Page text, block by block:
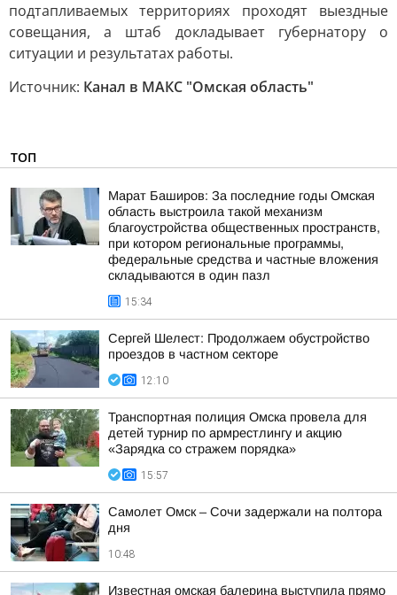
подтапливаемых территориях проходят выездные
совещания, а штаб докладывает губернатору о
ситуации и результатах работы.
Источник: Канал в МАКС "Омская область"
ТОП
Марат Баширов: За последние годы Омская
область выстроила такой механизм
благоустройства общественных пространств,
при котором региональные программы,
федеральные средства и частные вложения
складываются в один пазл
15:34
Сергей Шелест: Продолжаем обустройство
проездов в частном секторе
12:10
Транспортная полиция Омска провела для
детей турнир по армрестлингу и акцию
«Зарядка со стражем порядка»
15:57
Самолет Омск – Сочи задержали на полтора
дня
10:48
Известная омская балерина выступила прямо